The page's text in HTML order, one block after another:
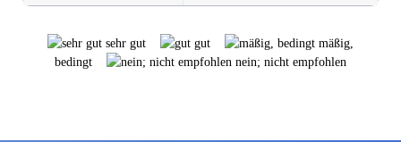
sehr gut gut
mäßig,
bedingt
nein; nicht empfohlen